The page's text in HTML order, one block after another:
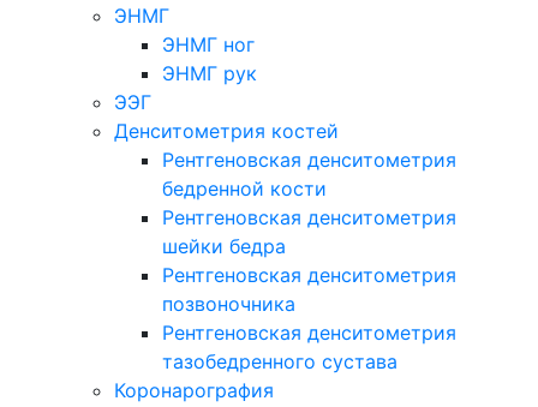
ЭНМГ
ЭНМГ ног
ЭНМГ рук
ЭЭГ
Денситометрия костей
Рентгеновская денситометрия
бедренной кости
Рентгеновская денситометрия
шейки бедра
Рентгеновская денситометрия
позвоночника
Рентгеновская денситометрия
тазобедренного сустава
Коронарография